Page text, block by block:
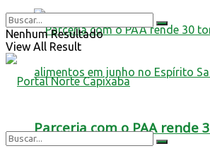
Parceria com o PAA rende
Nenhum Resultado
View All Result